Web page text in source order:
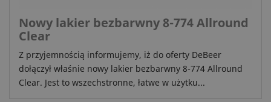
Nowy lakier bezbarwny 8-774 Allround
Clear
Z przyjemnością informujemy, iż do oferty DeBeer
dołączył właśnie nowy lakier bezbarwny 8-774 Allround
Clear. Jest to wszechstronne, łatwe w użytku...